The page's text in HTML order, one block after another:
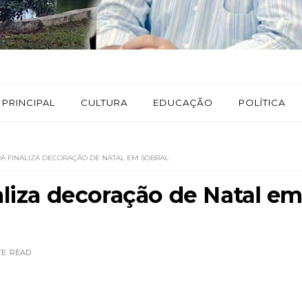
PRINCIPAL CULTURA EDUCAÇÃO POLÍTICA
FINALIZA DECORAÇÃO DE NATAL EM SOBRAL
decoração de Natal em
READ